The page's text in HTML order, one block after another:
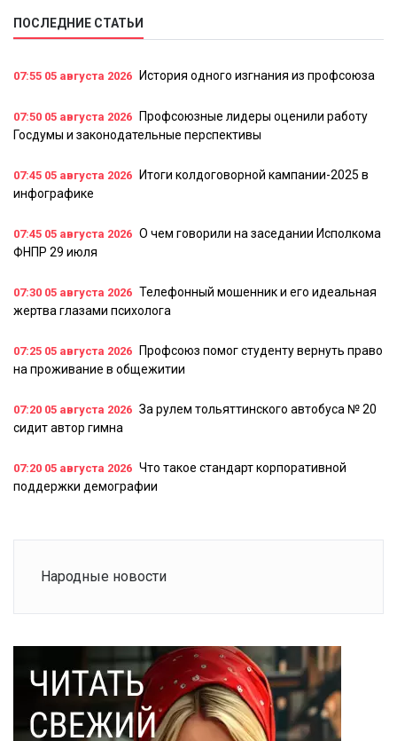
ПОСЛЕДНИЕ СТАТЬИ
07:55 05 августа 2026 История одного изгнания из профсоюза
07:50 05 августа 2026
Профсоюзные лидеры оценили работу
Госдумы и законодательные перспективы
07:45 05 августа 2026
Итоги колдоговорной кампании-2025 в
инфографике
07:45 05 августа 2026 О чем говорили на заседании Исполкома
ФНПР 29 июля
07:30 05 августа 2026 Телефонный мошенник и его идеальная
жертва глазами психолога
07:25 05 августа 2026
Профсоюз помог студенту вернуть право
на проживание в общежитии
07:20 05 августа 2026 За рулем тольяттинского автобуса № 20
сидит автор гимна
07:20 05 августа 2026 Что такое стандарт корпоративной
поддержки демографии
Народные новости